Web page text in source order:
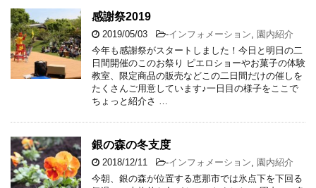
感謝祭2019
2019/05/03 -インフォメーション
園内紹介
今年も感謝祭がスタートしました！今日と明日の二
日間開催のこのお祭り ピエロショーやお菓子の体験
教室、限定商品の販売などこの二日間だけの催しを
たくさんご用意しています♪一日目の様子をここで
ちょっと紹介さ …
銀の森の冬支度
2018/12/11 -インフォメーション
園内紹介
今朝、銀の森が位置する恵那市では氷点下を下回る